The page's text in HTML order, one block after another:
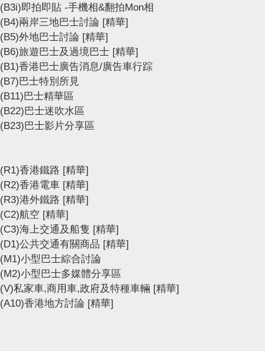
(B3i)即拍即貼 -手機相&翻拍Mon相
(B4)兩岸三地巴士討論 [精華]
(B5)外地巴士討論 [精華]
(B6)旅遊巴士及過境巴士 [精華]
(B1)香港巴士廣告消息/廣告車行踪
(B7)巴士特別所見
(B11)巴士精華區
(B22)巴士迷吹水區
(B23)巴士影片分享區
(R1)香港鐵路 [精華]
(R2)香港電車 [精華]
(R3)港外鐵路 [精華]
(C2)航空 [精華]
(C3)海上交通及船隻 [精華]
(D1)公共交通有關商品 [精華]
(M1)小型巴士綜合討論
(M2)小型巴士多媒體分享區
(V)私家車,商用車,政府及特種車輛 [精華]
(A10)香港地方討論 [精華]